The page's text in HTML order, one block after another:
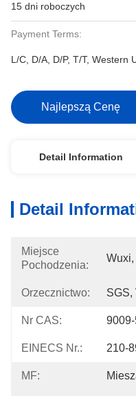
15 dni roboczych
Payment Terms:
L/C, D/A, D/P, T/T, Western
Najlepszą Cenę
Detail Information
Detail
Miejsce
Pochodzenia:
Orzecznictwo: SGS,
Nr CAS:
EINECS Nr.: 210-
MF: